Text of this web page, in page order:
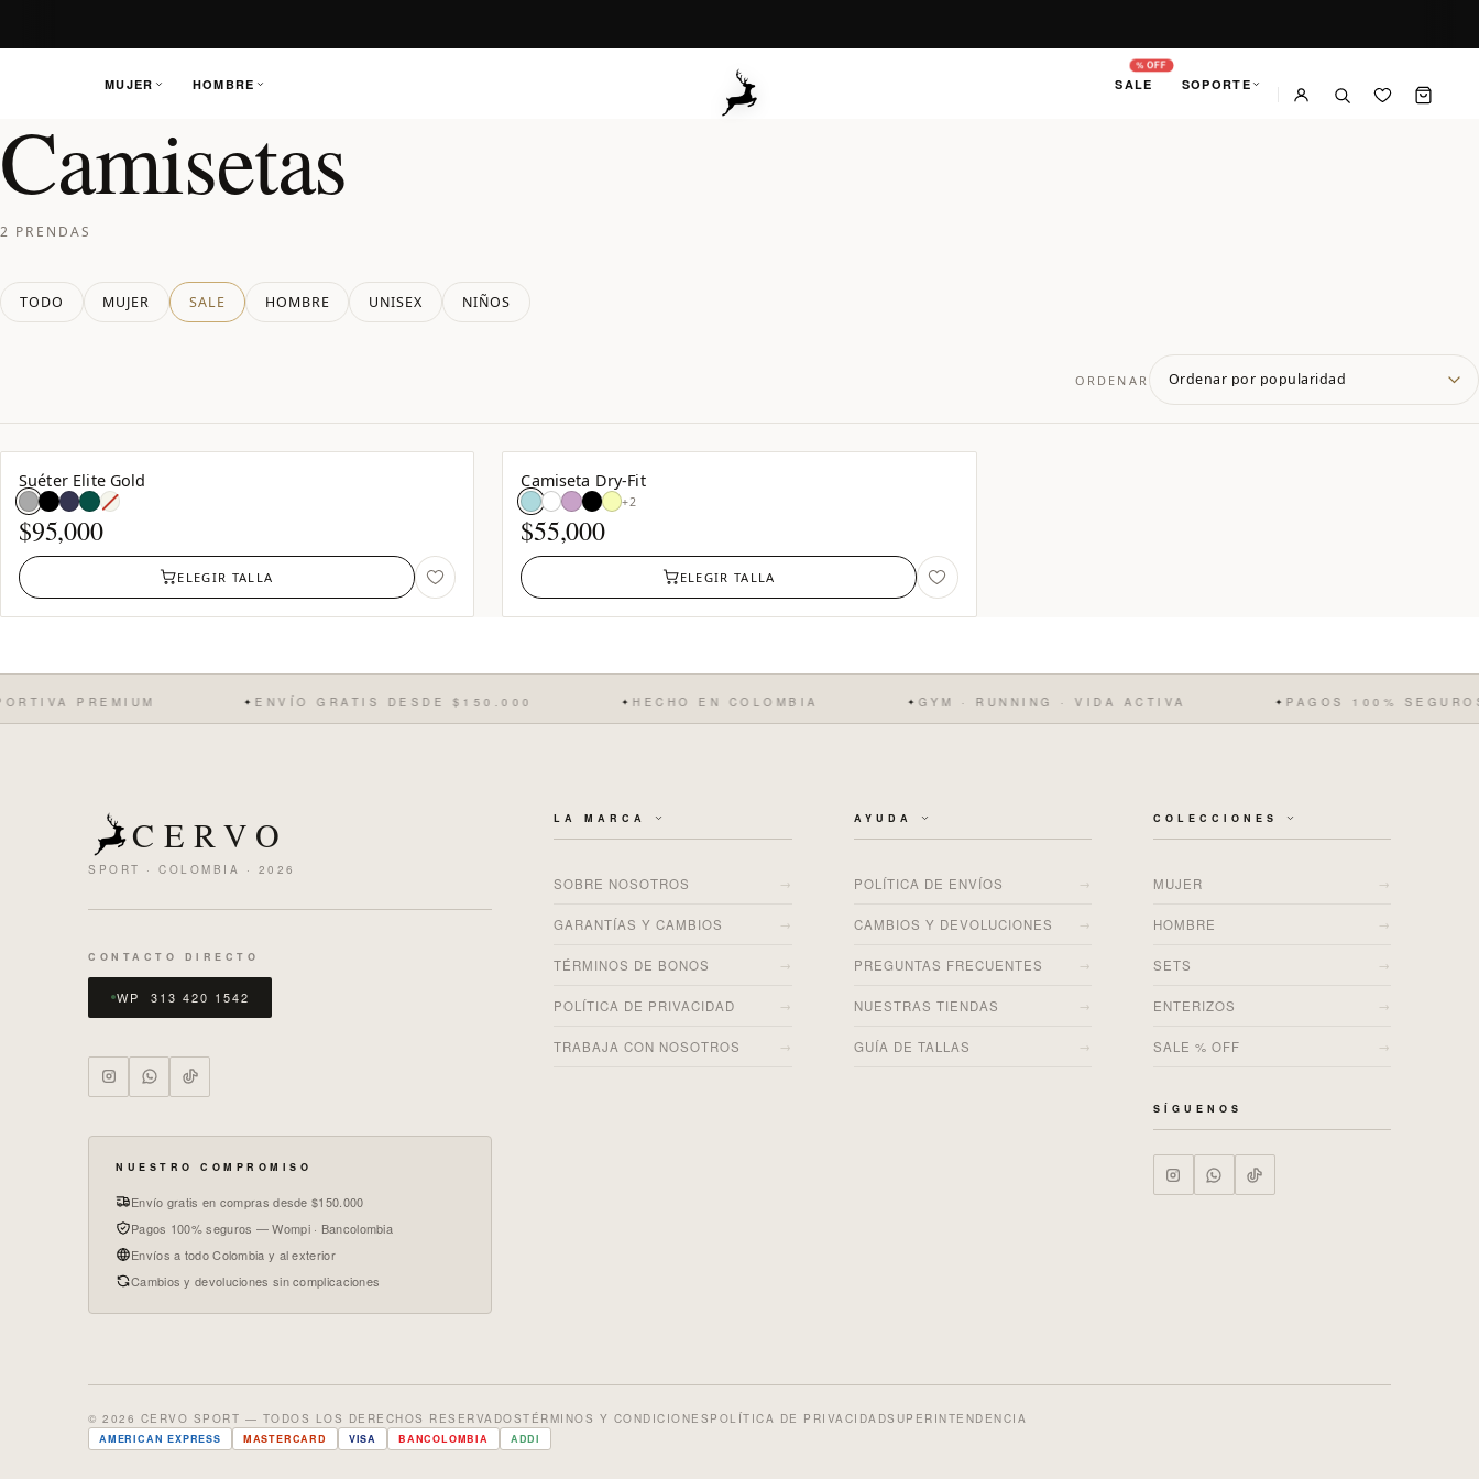
MUJER HOMBRE SALE
% OFF
SOPORTE
Saltar
al
contenido
Camisetas
2 PRENDAS
TODO MUJER SALE HOMBRE UNISEX NIÑOS
ORDENAR
Suéter Elite Gold
Blanco
Hueso:
agotado
$95,000
ELEGIR TALLA
Camiseta Dry-Fit
+2
$55,000
ELEGIR TALLA
PREMIUM ENVÍO GRATIS DESDE $150.000 HECHO EN COLOMBIA GYM · RUNNING · VIDA ACTIVA PAGOS 100% SEGUROS
CERVO
SPORT · COLOMBIA · 2026
CONTACTO DIRECTO
WP 313 420 1542
NUESTRO COMPROMISO
Envío gratis en compras desde $150.000
Pagos 100% seguros — Wompi · Bancolombia
Envíos a todo Colombia y al exterior
Cambios y devoluciones sin complicaciones
LA MARCA
SOBRE NOSOTROS →
GARANTÍAS Y CAMBIOS →
TÉRMINOS DE BONOS →
POLÍTICA DE PRIVACIDAD →
TRABAJA CON NOSOTROS →
AYUDA
POLÍTICA DE ENVÍOS →
CAMBIOS Y DEVOLUCIONES →
PREGUNTAS FRECUENTES →
NUESTRAS TIENDAS →
GUÍA DE TALLAS →
COLECCIONES
MUJER →
HOMBRE →
SETS →
ENTERIZOS →
SALE % OFF →
SÍGUENOS
© 2026 CERVO SPORT — TODOS LOS DERECHOS RESERVADOSTÉRMINOS Y CONDICIONES POLÍTICA DE PRIVACIDADSUPERINTENDENCIA
AMERICAN EXPRESS MASTERCARD VISA BANCOLOMBIA ADDI